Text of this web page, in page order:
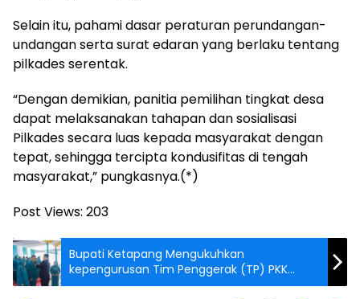
Selain itu, pahami dasar peraturan perundangan-
undangan serta surat edaran yang berlaku tentang
pilkades serentak.
“Dengan demikian, panitia pemilihan tingkat desa
dapat melaksanakan tahapan dan sosialisasi
Pilkades secara luas kepada masyarakat dengan
tepat, sehingga tercipta kondusifitas di tengah
masyarakat,” pungkasnya.(*)
Post Views: 203
Bupati Ketapang Mengukuhkan
kepengurusan Tim Penggerak (TP) PKK
periode 2025 – 2030